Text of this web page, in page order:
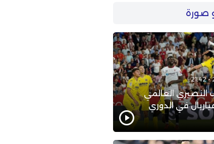
الزلزولي من جديد.. إصابة في
مشاركته في كأس العالم
صورة
العالمي
في الدوري